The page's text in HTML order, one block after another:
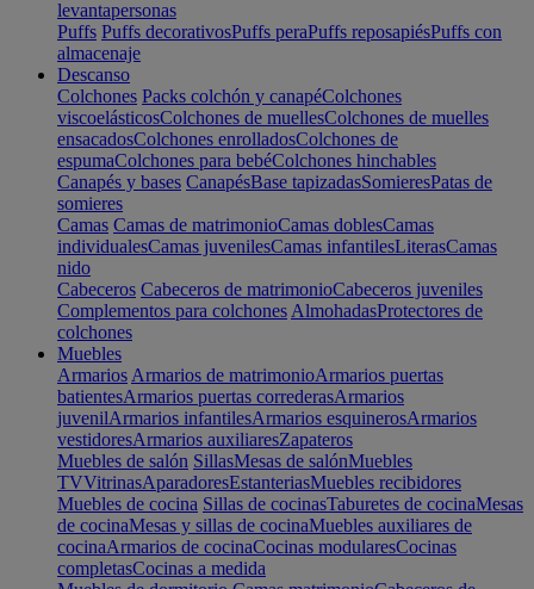
levantapersonas
Puffs Puffs decorativosPuffs peraPuffs reposapiésPuffs con
almacenaje
Descanso
Colchones Packs colchón y canapéColchones
viscoelásticosColchones de muellesColchones de muelles
ensacadosColchones enrolladosColchones de
espumaColchones para bebéColchones hinchables
Canapés y bases CanapésBase tapizadasSomieresPatas de
somieres
Camas Camas de matrimonioCamas doblesCamas
individualesCamas juvenilesCamas infantilesLiterasCamas
nido
Cabeceros Cabeceros de matrimonioCabeceros juveniles
Complementos para colchones AlmohadasProtectores de
colchones
Muebles
Armarios Armarios de matrimonioArmarios puertas
batientesArmarios puertas correderasArmarios
juvenilArmarios infantilesArmarios esquinerosArmarios
vestidoresArmarios auxiliaresZapateros
Muebles de salón SillasMesas de salónMuebles
TVVitrinasAparadoresEstanteriasMuebles recibidores
Muebles de cocina Sillas de cocinasTaburetes de cocinaMesas
de cocinaMesas y sillas de cocinaMuebles auxiliares de
cocinaArmarios de cocinaCocinas modularesCocinas
completasCocinas a medida